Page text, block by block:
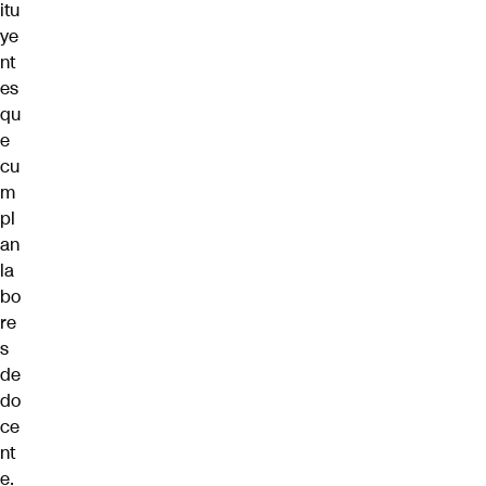
itu
ye
nt
es
qu
e
cu
m
pl
an
la
bo
re
s
de
do
ce
nt
e.